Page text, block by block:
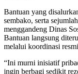
Bantuan yang
sembako, serta
menggandeng Dinas
Bantuan langsung
melalui koordinasi
“Ini murni inisiatif
ingin berbagi sedikit